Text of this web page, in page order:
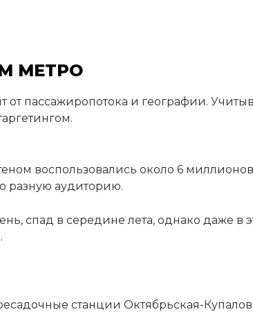
МЕТРО
пассажиропотока и географии.
воспользовались около 6 миллионов
разную аудиторию.
спад в середине лета, однако даже в
станции Октябрьская-